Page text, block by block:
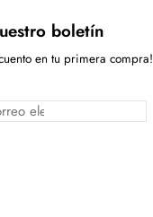
boletín
en tu primera compra!